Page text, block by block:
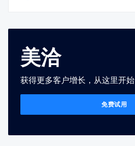
美洽
获得更多客户增长，从这里开始
免费试用